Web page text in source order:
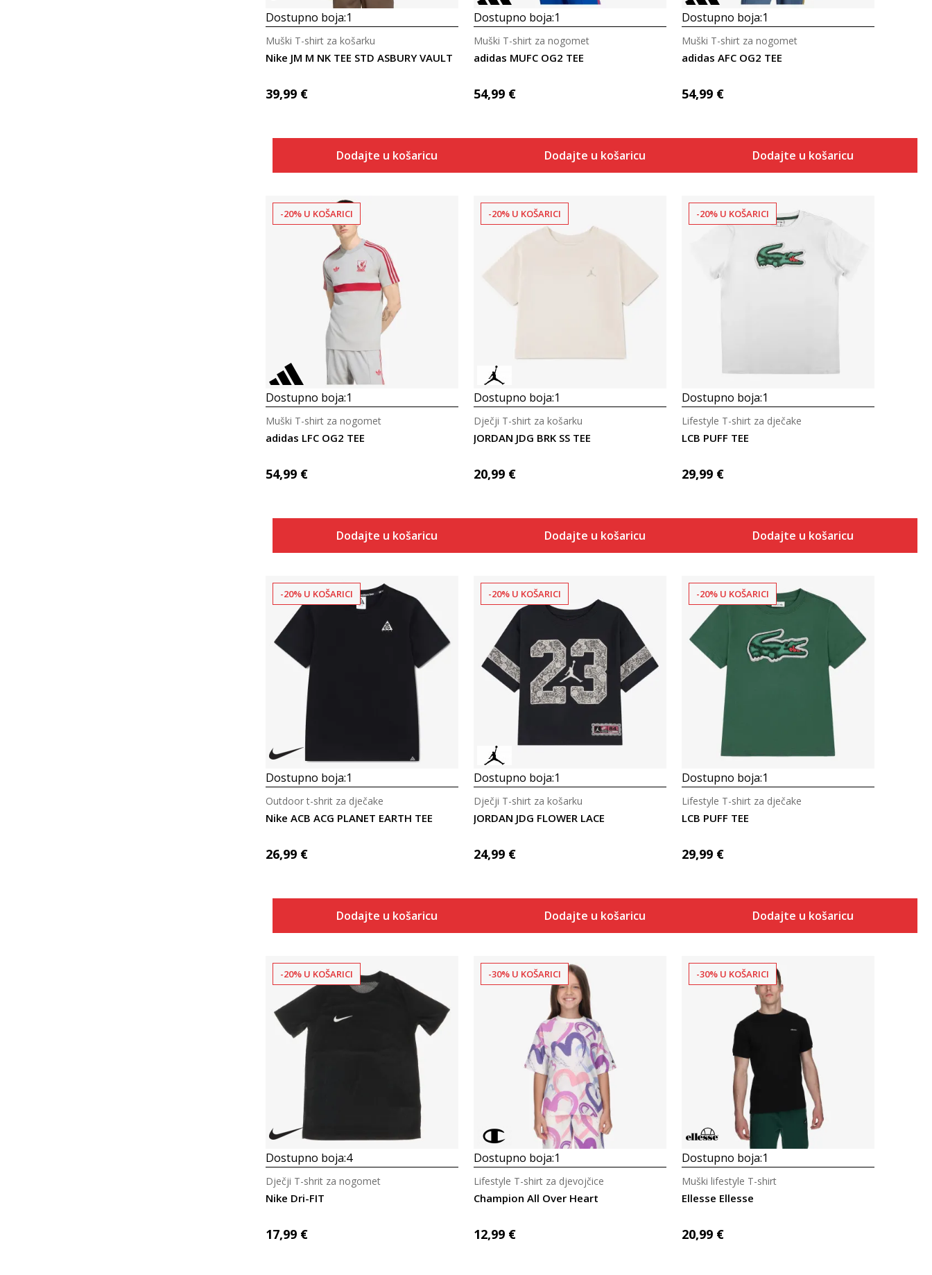
Dostupno boja:1
Nike JM M NK TEE STD ASBURY VAULT
Muški T-shirt za košarku
39,99 €
Dodajte u košaricu
Dostupno boja:1
adidas MUFC OG2 TEE
Muški T-shirt za nogomet
54,99 €
Dodajte u košaricu
Dostupno boja:1
adidas AFC OG2 TEE
Muški T-shirt za nogomet
54,99 €
Dodajte u košaricu
Uporedi
-20% U KOŠARICI
Dostupno boja:1
adidas LFC OG2 TEE
Muški T-shirt za nogomet
54,99 €
Dodajte u košaricu
-20% U KOŠARICI
Dostupno boja:1
JORDAN JDG BRK SS TEE
Dječji T-shirt za košarku
20,99 €
Dodajte u košaricu
-20% U KOŠARICI
Dostupno boja:1
LCB PUFF TEE
Lifestyle T-shirt za dječake
29,99 €
Dodajte u košaricu
-20% U KOŠARICI
Dostupno boja:1
Nike ACB ACG PLANET EARTH TEE
Outdoor t-shrit za dječake
26,99 €
Dodajte u košaricu
Uporedi
-20% U KOŠARICI
Dostupno boja:1
JORDAN JDG FLOWER LACE
Dječji T-shirt za košarku
24,99 €
Dodajte u košaricu
-20% U KOŠARICI
Dostupno boja:1
LCB PUFF TEE
Lifestyle T-shirt za dječake
29,99 €
Dodajte u košaricu
-20% U KOŠARICI
Dostupno boja:4
Nike Dri-FIT
Dječji T-shrit za nogomet
17,99 €
Uporedi
-30% U KOŠARICI
Dostupno boja:1
Champion All Over Heart
Lifestyle T-shirt za djevojčice
12,99 €
-30% U KOŠARICI
Dostupno boja:1
Ellesse Ellesse
Muški lifestyle T-shirt
20,99 €